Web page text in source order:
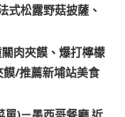
式松露野菇披薩、
關肉夾饃、爆打檸檬
/推薦新埔站美食